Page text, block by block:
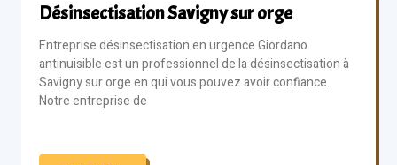
Désinsectisation Savigny sur orge
Entreprise désinsectisation en urgence Giordano
antinuisible est un professionnel de la désinsectisation à
Savigny sur orge en qui vous pouvez avoir confiance.
Notre entreprise de